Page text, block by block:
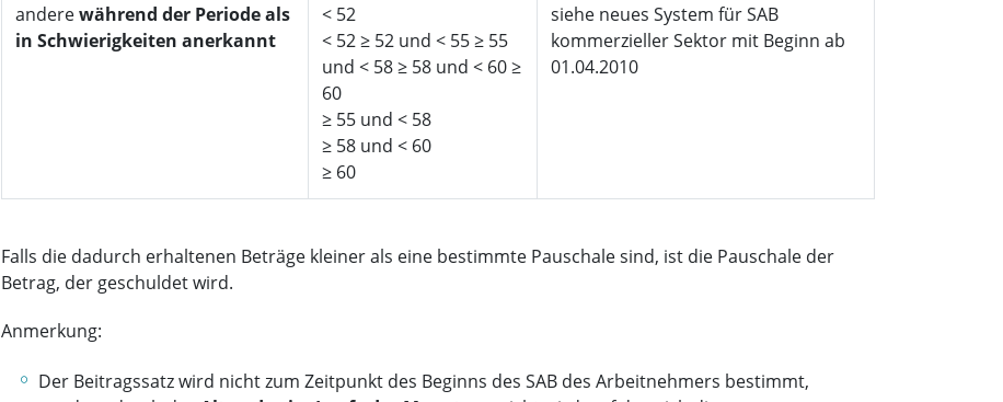
anderewährend der Periode als
in Schwierigkeiten anerkannt
< 52
< 52 ≥ 52 und < 55 ≥ 55
und < 58 ≥ 58 und < 60 ≥
60
≥ 55 und < 58
≥ 58 und < 60
≥ 60
siehe neues System für SAB
kommerzieller Sektor mit Beginn ab
01.04.2010
Falls die dadurch erhaltenen Beträge kleiner als eine bestimmte Pauschale sind, ist die Pauschale der
Betrag, der geschuldet wird.
Anmerkung:
Der Beitragssatz wird nicht zum Zeitpunkt des Beginns des SAB des Arbeitnehmers bestimmt,